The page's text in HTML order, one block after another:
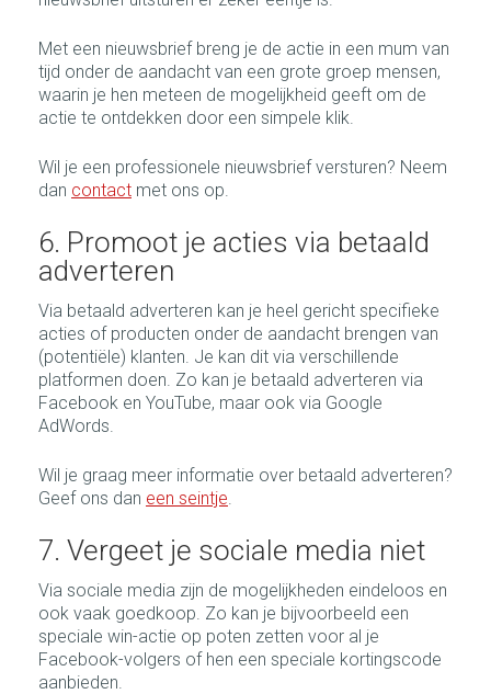
Met een nieuwsbrief breng je de actie in een mum van
tijd onder de aandacht van een grote groep mensen,
waarin je hen meteen de mogelijkheid geeft om de
actie te ontdekken door een simpele klik.
Wil je een professionele nieuwsbrief versturen? Neem
dan contact met ons op.
6. Promoot je acties via betaald
adverteren
Via betaald adverteren kan je heel gericht specifieke
acties of producten onder de aandacht brengen van
(potentiële) klanten. Je kan dit via verschillende
platformen doen. Zo kan je betaald adverteren via
Facebook en YouTube, maar ook via Google
AdWords.
Wil je graag meer informatie over betaald adverteren?
Geef ons dan een seintje
7. Vergeet je sociale media niet
Via sociale media zijn de mogelijkheden eindeloos en
ook vaak goedkoop. Zo kan je bijvoorbeeld een
speciale win-actie op poten zetten voor al je
Facebook-volgers of hen een speciale kortingscode
aanbieden.